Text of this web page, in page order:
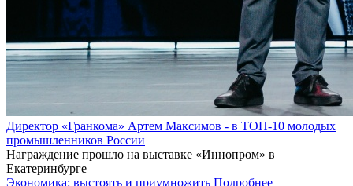
Директор «Гранкома» Артем Максимов - в ТОП-10 молодых
промышленников России
Награждение прошло на выставке «Иннопром» в
Екатеринбурге
Экономика: выстоять и приумножить Подробнее